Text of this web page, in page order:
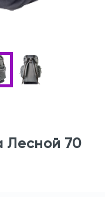
Лесной 70